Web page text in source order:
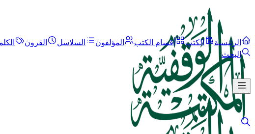
الرئيسية الكتب أقسام الكتب المؤلفون السلاسل القرون
البحث